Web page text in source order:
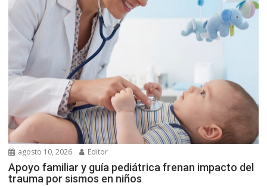
agosto 10, 2026 Editor
Apoyo familiar y guía pediátrica frenan impacto del
trauma por sismos en niños